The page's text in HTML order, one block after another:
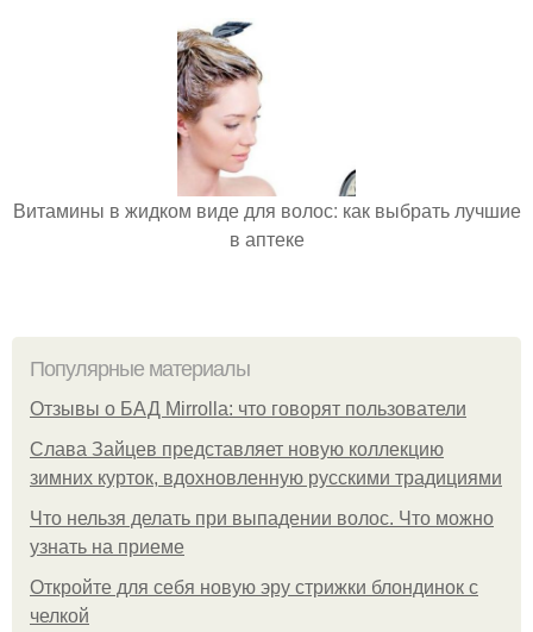
Витамины в жидком виде для волос: как выбрать лучшие
в аптеке
Популярные материалы
Отзывы о БАД Mirrolla: что говорят пользователи
Слава Зайцев представляет новую коллекцию
зимних курток, вдохновленную русскими традициями
Что нельзя делать при выпадении волос. Что можно
узнать на приеме
Откройте для себя новую эру стрижки блондинок с
челкой